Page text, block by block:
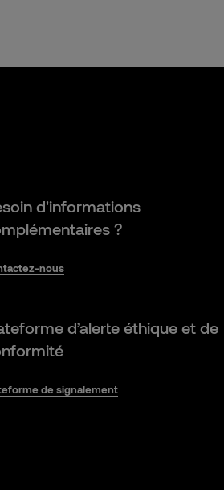
d'informations
?
nous
d’alerte éthique et de
de signalement